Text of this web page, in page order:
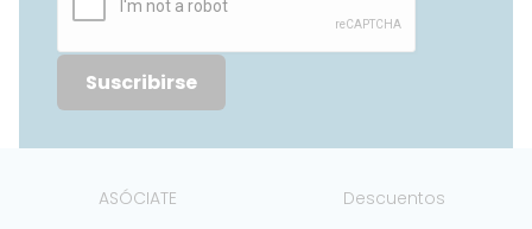
Suscribirse
ASÓCIATE
Descuentos